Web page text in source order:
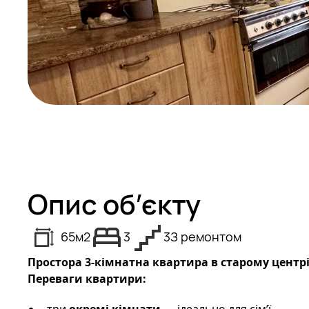
Опис об’єкту
65м2 3 3З ремонтом
Простора 3-кімнатна квартира в старому
Переваги квартири: